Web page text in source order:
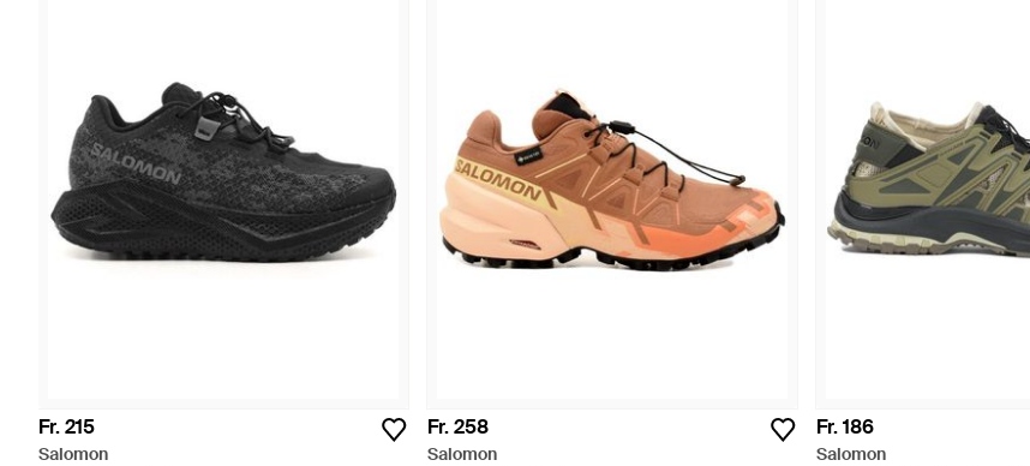
Fr. 215
Salomon
Fr. 258
Salomon
Fr. 186
Salomon